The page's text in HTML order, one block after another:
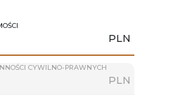
PLN
CYWILNO-PRAWNYCH
PLN